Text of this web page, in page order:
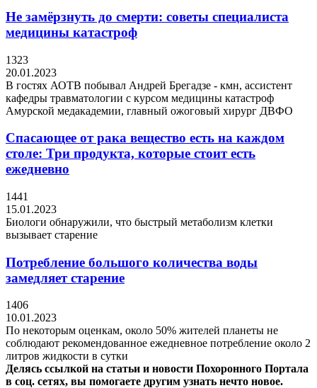
Не замёрзнуть до смерти: советы специалиста
медицины катастроф
1323
20.01.2023
В гостях АОТВ побывал Андрей Брегадзе - кмн, ассистент
кафедры травматологии с курсом медицины катастроф
Амурской медакадемии, главный ожоговый хирург ДВФО
Спасающее от рака вещество есть на каждом
столе: Три продукта, которые стоит есть
ежедневно
1441
15.01.2023
Биологи обнаружили, что быстрый метаболизм клетки
вызывает старение
Потребление большого количества воды
замедляет старение
1406
10.01.2023
По некоторым оценкам, около 50% жителей планеты не
соблюдают рекомендованное ежедневное потребление около 2
литров жидкости в сутки
Делясь ссылкой на статьи и новости Похоронного Портала
в соц. сетях, вы помогаете другим узнать нечто новое.